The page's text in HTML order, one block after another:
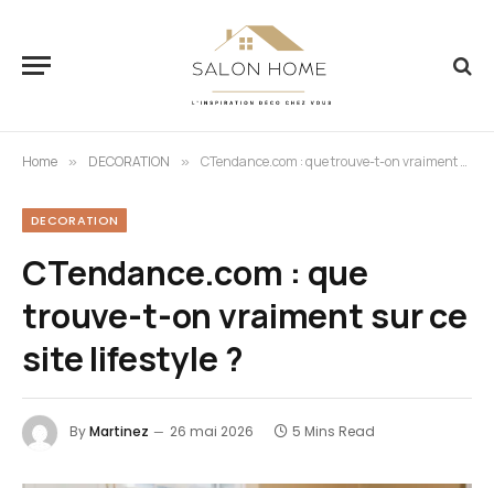
Home » DECORATION » CTendance.com : que trouve-t-on vraiment sur ce site lifestyle ?
DECORATION
CTendance.com : que
trouve-t-on vraiment sur ce
site lifestyle ?
ByMartinez 26 mai 2026 5 Mins Read